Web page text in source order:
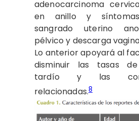
adenocarcinoma
en anillo y síntomas
sangrado uterino
pélvico y descarga
Lo anterior apoyará al
disminuir las tasas de
tardío y las
relacionadas.8